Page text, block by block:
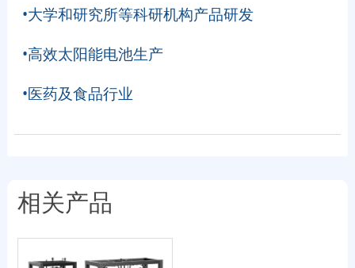
•大学和研究所等科研机构产品研发
•高效太阳能电池生产
•医药及食品行业
相关产品